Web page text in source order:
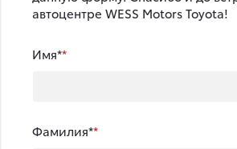
автоцентре WESS Motors Toyota!
Имя*
Фамилия*